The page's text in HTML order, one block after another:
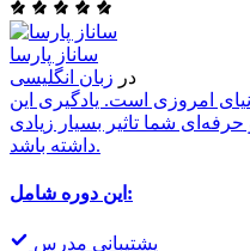
ساناز پارسا
در زبان انگلیسی
امروزی است. یادگیری این
شما تاثیر بسیار زیادی
داشته باشد.
این دوره شامل:
پشتیبانی مدرس